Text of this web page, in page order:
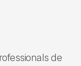
de